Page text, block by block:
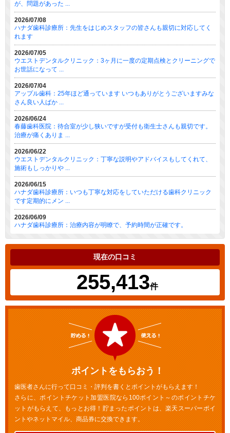
が、問題があった ...
2026/07/08
ハナダ歯科診療所：先生をはじめスタッフの皆さんも親切に対応してく
れます
2026/07/05
ウエストデンタルクリニック：3ヶ月に一度の定期点検とクリーニングで
お世話になって ...
2026/07/04
アップル歯科：25年ほど通っています いつもありがとうございますみな
さん良い人ばか ...
2026/06/24
春藤歯科医院：待合室が少し狭いですが受付も衛生士さんも親切です。
治療が痛くありま ...
2026/06/22
ウエストデンタルクリニック：丁寧な説明やアドバイスもしてくれて、
施術もしっかりや ...
2026/06/15
ハナダ歯科診療所：いつも丁寧な対応をしていただける歯科クリニック
です定期的にメン ...
2026/06/09
ハナダ歯科診療所：治療内容が明瞭で、予約時間が正確です。
現在の口コミ
255,413件
ポイントをもらおう！
歯医者さんに行って口コミ・評判を書くとポイントがもらえます！
さらに、ポイントチケット加盟医院なら100ポイント～のポイントチケ
ットがもらえて、もっとお得！貯まったポイントは、楽天スーパーポイ
ントやネットマイル、商品券に交換できます。